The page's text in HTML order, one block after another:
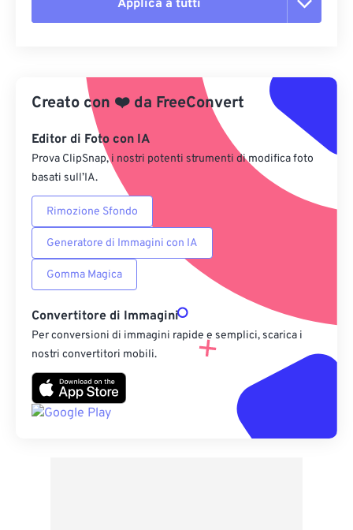
Applica a tutti
Applica da preimpostazione
Salva come predefinito
Creato con ❤️ da FreeConvert
Editor di Foto con IA
Prova ClipSnap, i nostri potenti strumenti di modifica foto
basati sull’IA.
Rimozione Sfondo
Generatore di Immagini con IA
Gomma Magica
Convertitore di Immagini
Per conversioni di immagini rapide e semplici, scarica i
nostri convertitori mobili.